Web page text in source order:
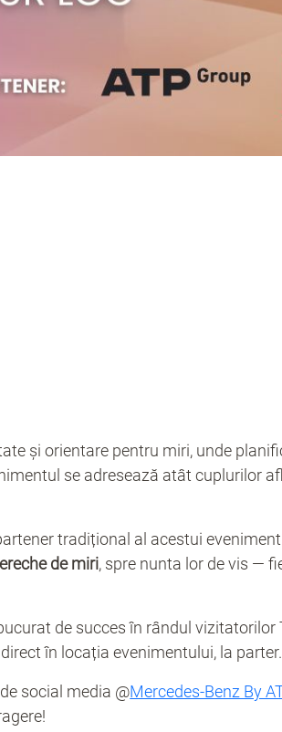
și orientare pentru miri, unde
se adresează atât cuplurilor
tradițional al acestui
de miri, spre nunta lor de vis —
de succes în rândul vizitatorilor
în locația evenimentului, la parter.
social media @Mercedes-Benz By